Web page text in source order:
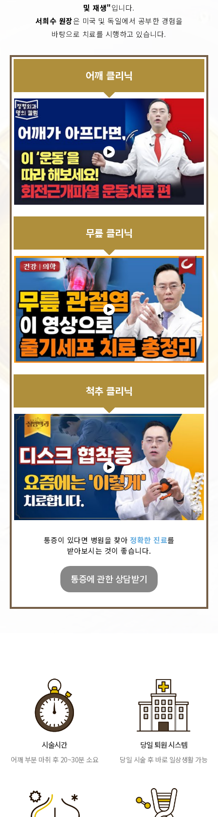
및 재생"입니다.
서희수 원장은 미국 및 독일에서 공부한 경험을
바탕으로 치료를 시행하고 있습니다.
어깨 클리닉
무릎 클리닉
척추 클리닉
통증이 있다면 병원을 찾아 정확한 진료를
받아보시는 것이 좋습니다.
통증에 관한 상담받기
시술시간
어깨 부분 마취 후 20~30분 소요
당일 퇴원 시스템
당일 시술 후 바로 일상생활 가능